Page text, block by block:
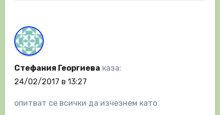
Стефания Георгиева каза:
24/02/2017 в 13:27
опитват се всички да изчезнем като